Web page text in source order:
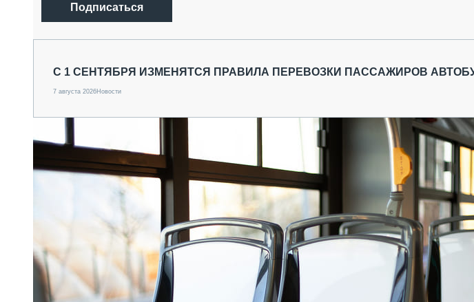
Подписаться
С 1 СЕНТЯБРЯ ИЗМЕНЯТСЯ ПРАВИЛА ПЕРЕВОЗКИ ПАССАЖИРОВ
7 августа 2026Новости